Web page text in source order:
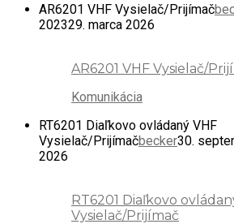
AR6201 VHF Vysielač/Prijímač
202329. marca 2026
AR6201 VHF Vysielač/
Komunikácia
RT6201 Diaľkovo ovládaný VHF
Vysielač/Prijímačbecker30.
2026
RT6201 Diaľkovo
Vysielač/Prijímač